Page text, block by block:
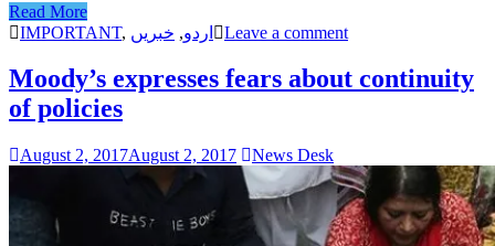
Read More
IMPORTANT, اردو, خبریں Leave a comment
Moody’s expresses fears about continuity
of policies
August 2, 2017August 2, 2017 News Desk